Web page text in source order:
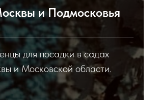
и Подмосковья
для посадки в садах
и Московской области.